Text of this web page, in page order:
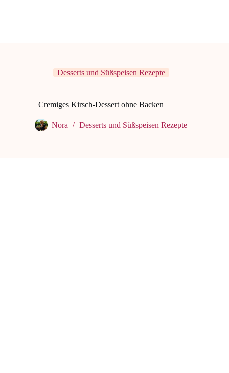
Desserts und Süßspeisen Rezepte
Cremiges Kirsch-Dessert ohne Backen
Nora Desserts und Süßspeisen Rezepte